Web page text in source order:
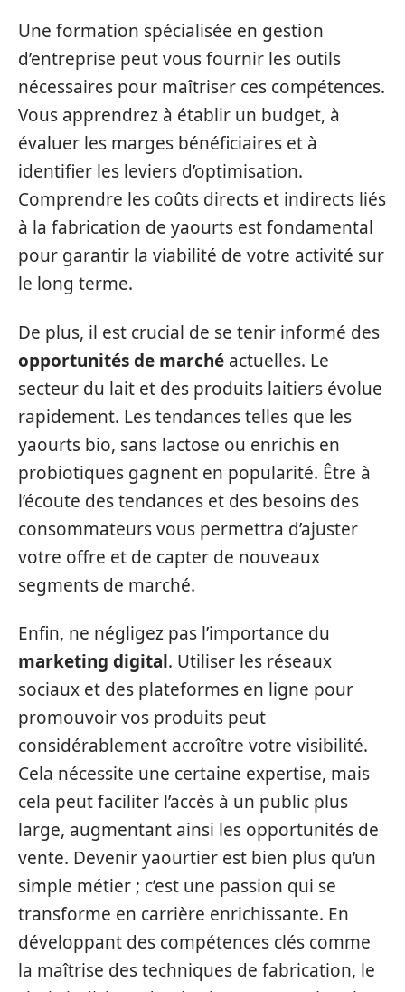
Une formation spécialisée en gestion
d’entreprise peut vous fournir les outils
nécessaires pour maîtriser ces compétences.
Vous apprendrez à établir un budget, à
évaluer les marges bénéficiaires et à
identifier les leviers d’optimisation.
Comprendre les coûts directs et indirects liés
à la fabrication de yaourts est fondamental
pour garantir la viabilité de votre activité sur
le long terme.
De plus, il est crucial de se tenir informé des
opportunités de marché actuelles. Le
secteur du lait et des produits laitiers évolue
rapidement. Les tendances telles que les
yaourts bio, sans lactose ou enrichis en
probiotiques gagnent en popularité. Être à
l’écoute des tendances et des besoins des
consommateurs vous permettra d’ajuster
votre offre et de capter de nouveaux
segments de marché.
Enfin, ne négligez pas l’importance du
marketing digital. Utiliser les réseaux
sociaux et des plateformes en ligne pour
promouvoir vos produits peut
considérablement accroître votre visibilité.
Cela nécessite une certaine expertise, mais
cela peut faciliter l’accès à un public plus
large, augmentant ainsi les opportunités de
vente. Devenir yaourtier est bien plus qu’un
simple métier ; c’est une passion qui se
transforme en carrière enrichissante. En
développant des compétences clés comme
la maîtrise des techniques de fabrication, le